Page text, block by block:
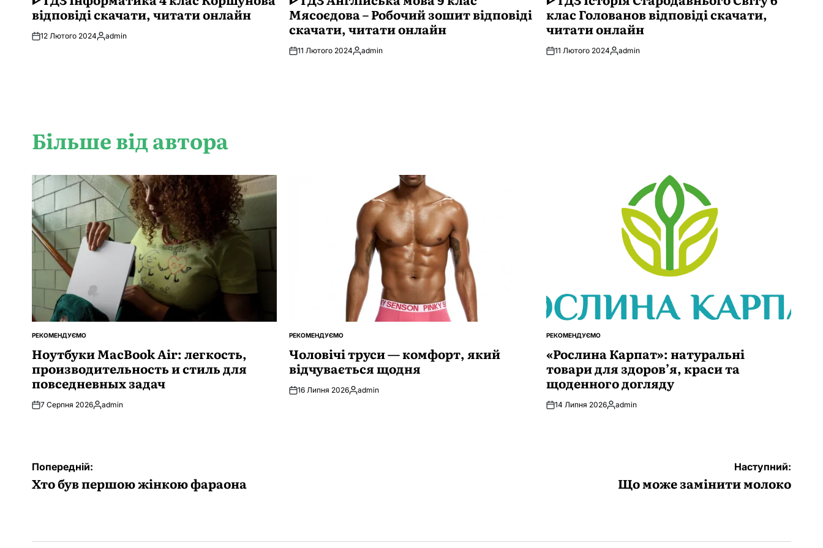
відповіді скачати, читати онлайн
12 Лютого 2024Опубліковано
admin
Мясоєдова – Робочий зошит відповіді
скачати, читати онлайн
11 Лютого 2024Опубліковано
admin
клас Голованов відповіді скачати,
читати онлайн
11 Лютого 2024Опубліковано
admin
Більше від автора
ОПУБЛІКУВАТИ
РЕКОМЕНДУЄМО
Ноутбуки MacBook Air: легкость,
производительность и стиль для
повседневных задач
7 Серпня 2026Опубліковано
admin
ОПУБЛІКУВАТИ
РЕКОМЕНДУЄМО
Чоловічі труси — комфорт, який
відчувається щодня
16 Липня 2026Опубліковано
admin
ОПУБЛІКУВАТИ
РЕКОМЕНДУЄМО
«Рослина Карпат»: натуральні
товари для здоров’я, краси та
щоденного догляду
14 Липня 2026Опубліковано
admin
Навігація
записів
Попередній:
Хто був першою жінкою фараона
Наступний:
Що може замінити молоко